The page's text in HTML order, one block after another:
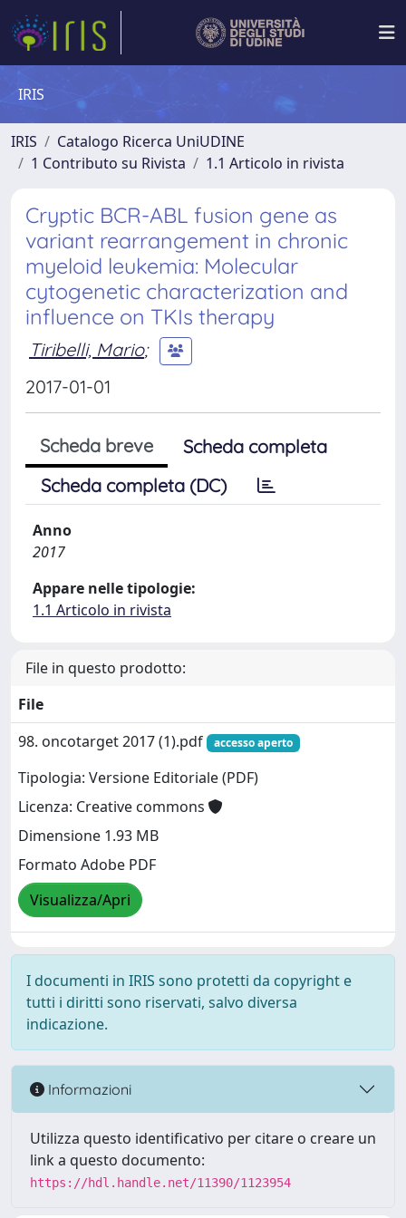
IRIS
IRIS
Catalogo Ricerca UniUDINE
1 Contributo su Rivista
1.1 Articolo in rivista
Cryptic BCR-ABL fusion gene as
variant rearrangement in chronic
myeloid leukemia: Molecular
cytogenetic characterization and
influence on TKIs therapy
Tiribelli, Mario;
2017-01-01
Scheda breve
Scheda completa
Scheda completa (DC)
Anno
2017
Appare nelle tipologie:
1.1 Articolo in rivista
File in questo prodotto:
File
98. oncotarget 2017 (1).pdf
accesso aperto
Tipologia: Versione Editoriale (PDF)
Licenza: Creative commons
Dimensione 1.93 MB
Formato Adobe PDF
Visualizza/Apri
I documenti in IRIS sono protetti da copyright e
tutti i diritti sono riservati, salvo diversa
indicazione.
Informazioni
Utilizza questo identificativo per citare o creare un
link a questo documento:
https://hdl.handle.net/11390/1123954